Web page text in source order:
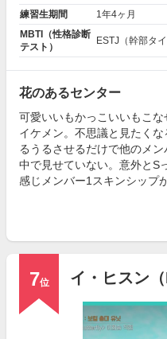
練習生期間
1年4ヶ月
MBTI（性格診断
テスト）
ESTJ（幹部タイ
花のあるセンター
可愛いいもかっこいいもこ
イケメン。不思議と見たく
るうるさせるだけで他のメ
中で見せていない。意外とS
感じメンバー1スキンシップ
7位 イ・ヒスン（